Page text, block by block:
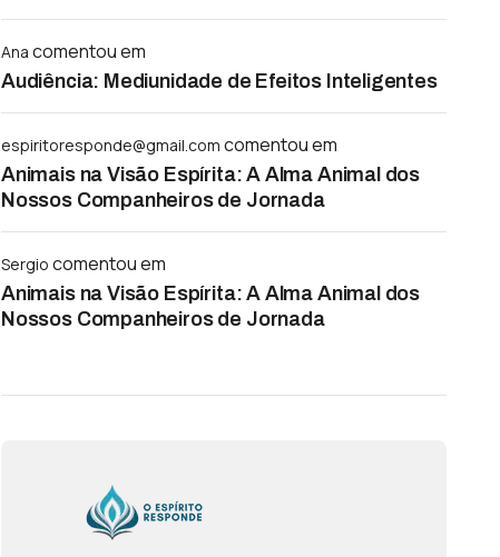
Ana comentou em
Audiência: Mediunidade de Efeitos Inteligentes
espiritoresponde@gmail.com comentou em
Animais na Visão Espírita: A Alma Animal dos
Nossos Companheiros de Jornada
Sergio comentou em
Animais na Visão Espírita: A Alma Animal dos
Nossos Companheiros de Jornada